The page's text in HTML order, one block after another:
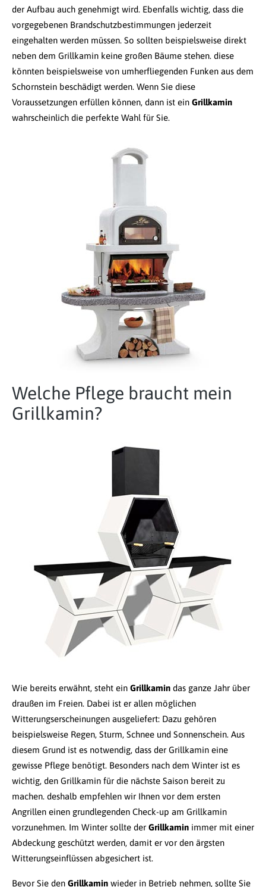
der Aufbau auch genehmigt wird. Ebenfalls wichtig, dass die
vorgegebenen Brandschutzbestimmungen jederzeit
eingehalten werden müssen. So sollten beispielsweise direkt
neben dem Grillkamin keine großen Bäume stehen. diese
könnten beispielsweise von umherfliegenden Funken aus dem
Schornstein beschädigt werden. Wenn Sie diese
Voraussetzungen erfüllen können, dann ist ein Grillkamin
wahrscheinlich die perfekte Wahl für Sie.
Welche Pflege braucht mein
Grillkamin?
Wie bereits erwähnt, steht ein Grillkamin das ganze Jahr über
draußen im Freien. Dabei ist er allen möglichen
Witterungserscheinungen ausgeliefert: Dazu gehören
beispielsweise Regen, Sturm, Schnee und Sonnenschein. Aus
diesem Grund ist es notwendig, dass der Grillkamin eine
gewisse Pflege benötigt. Besonders nach dem Winter ist es
wichtig, den Grillkamin für die nächste Saison bereit zu
machen. deshalb empfehlen wir Ihnen vor dem ersten
Angrillen einen grundlegenden Check-up am Grillkamin
vorzunehmen. Im Winter sollte der Grillkamin immer mit einer
Abdeckung geschützt werden, damit er vor den ärgsten
Witterungseinflüssen abgesichert ist.
Bevor Sie den Grillkamin wieder in Betrieb nehmen, sollte Sie